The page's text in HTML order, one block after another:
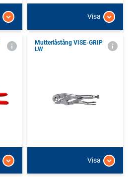
Visa
Mutterlåstång VISE-GRIP
LW
Visa